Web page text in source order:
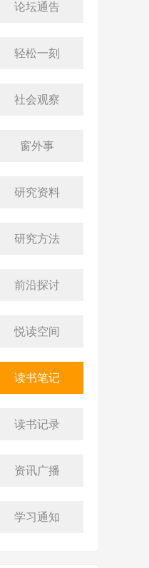
论坛通告
轻松一刻
社会观察
窗外事
研究资料
研究方法
前沿探讨
悦读空间
读书笔记
读书记录
资讯广播
学习通知